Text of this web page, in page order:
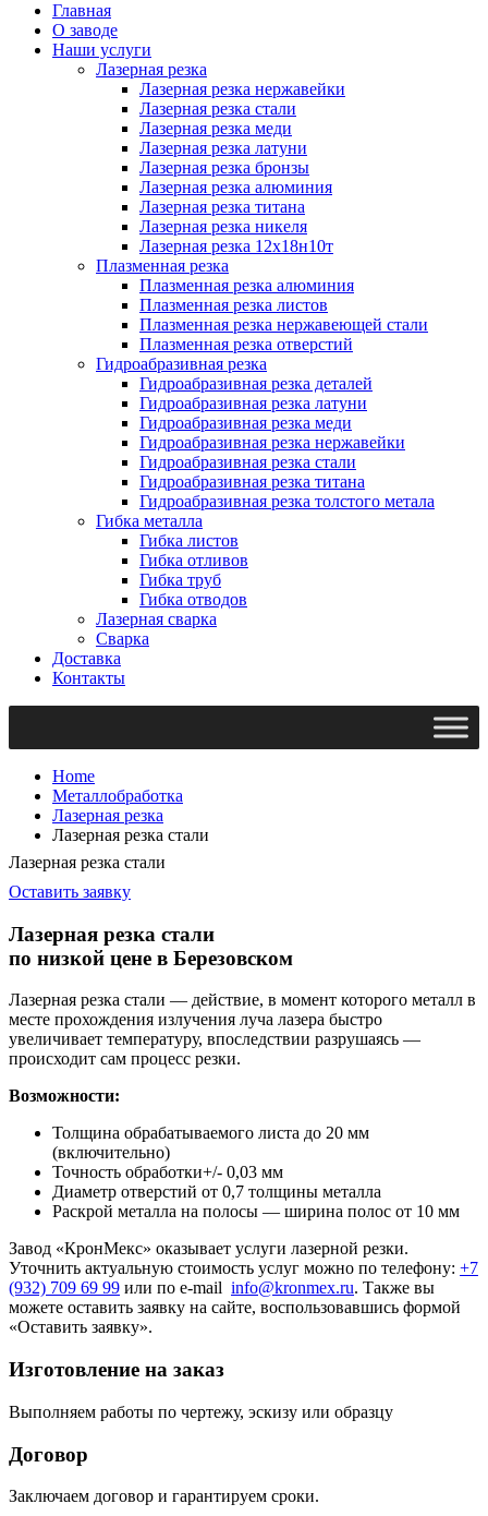
Главная
О заводе
Наши услуги
Лазерная резка
Лазерная резка нержавейки
Лазерная резка стали
Лазерная резка меди
Лазерная резка латуни
Лазерная резка бронзы
Лазерная резка алюминия
Лазерная резка титана
Лазерная резка никеля
Лазерная резка 12х18н10т
Плазменная резка
Плазменная резка алюминия
Плазменная резка листов
Плазменная резка нержавеющей стали
Плазменная резка отверстий
Гидроабразивная резка
Гидроабразивная резка деталей
Гидроабразивная резка латуни
Гидроабразивная резка меди
Гидроабразивная резка нержавейки
Гидроабразивная резка стали
Гидроабразивная резка титана
Гидроабразивная резка толстого метала
Гибка металла
Гибка листов
Гибка отливов
Гибка труб
Гибка отводов
Лазерная сварка
Сварка
Доставка
Контакты
Home
Металлобработка
Лазерная резка
Лазерная резка стали
Лазерная резка стали
Оставить заявку
Лазерная резка стали
по низкой цене в Березовском
Лазерная резка стали — действие, в момент которого металл в
месте прохождения излучения луча лазера быстро
увеличивает температуру, впоследствии разрушаясь —
происходит сам процесс резки.
Возможности:
Толщина обрабатываемого листа до 20 мм
(включительно)
Точность обработки+/- 0,03 мм
Диаметр отверстий от 0,7 толщины металла
Раскрой металла на полосы — ширина полос от 10 мм
Завод «КронМекс» оказывает услуги лазерной резки.
Уточнить актуальную стоимость услуг можно по телефону: +7
(932) 709 69 99 или по e-mail info@kronmex.ru. Также вы
можете оставить заявку на сайте, воспользовавшись формой
«Оставить заявку».
Изготовление на заказ
Выполняем работы по чертежу, эскизу или образцу
Договор
Заключаем договор и гарантируем сроки.